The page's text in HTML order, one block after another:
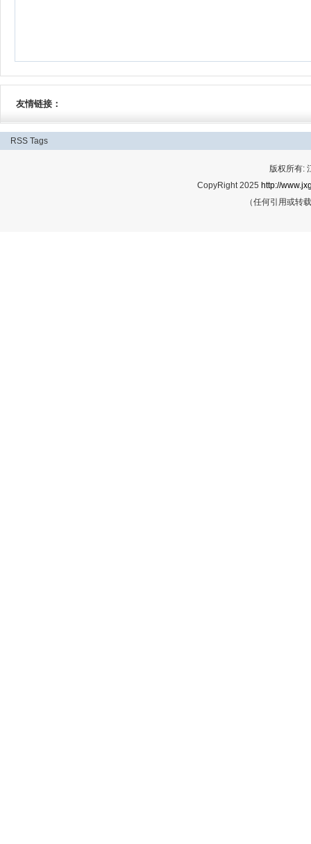
友情链接：
RSS Tags
版权所有:
CopyRight 2025 http://
（任何引用或转